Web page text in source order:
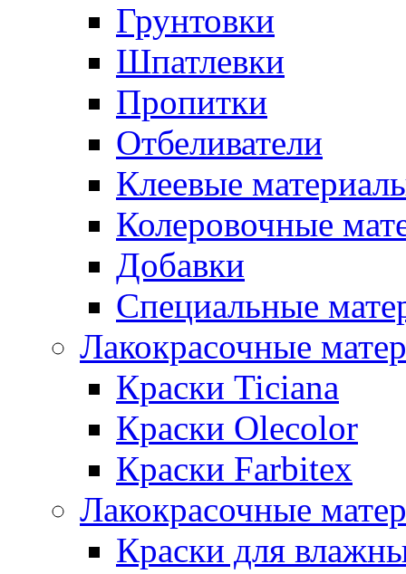
Грунтовки
Шпатлевки
Пропитки
Отбеливатели
Клеевые
Колеровочные
Добавки
Специальные
Лакокрасочные
Краски Ticiana
Краски Olecolor
Краски Farbitex
Лакокрасочные
Краски для